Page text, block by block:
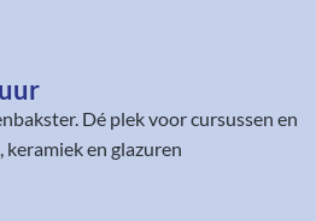
. Dé plek voor cursussen en
en glazuren